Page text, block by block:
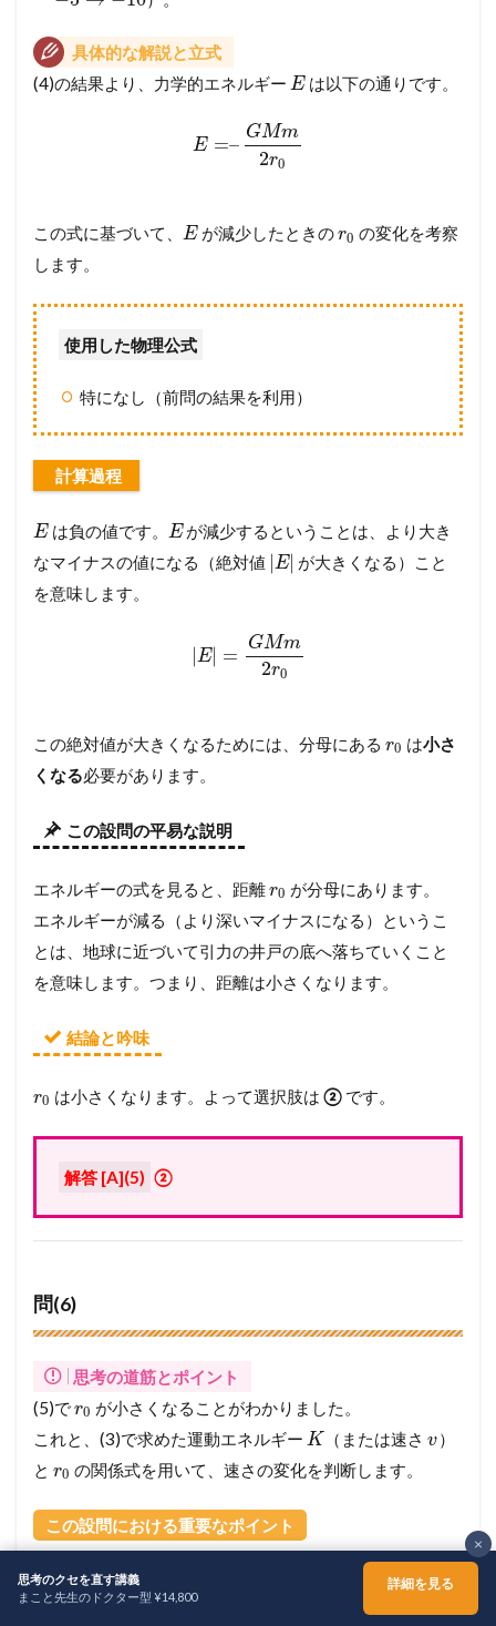
具体的な解説と立式
(4)の結果より、力学的エネルギー Eは以下の通りです。
E =–
GMm
2r0
この式に基づいて、 Eが減少したときのr0 の変化を考察
します。
使用した物理公式
特になし（前問の結果を利用）
計算過程
Eは負の値です。 Eが減少するということは、より大き
なマイナスの値になる（絶対値 E| が大きくなる）こと
を意味します。
E| =
GMm
2r0
この絶対値が大きくなるためには、分母にある r0 は小さ
くなる必要があります。
この設問の平易な説明
エネルギーの式を見ると、距離r0 が分母にあります。
エネルギーが減る（より深いマイナスになる）というこ
とは、地球に近づいて引力の井戸の底へ落ちていくこと
を意味します。つまり、距離は小さくなります。
結論と吟味
r0 は小さくなります。よって選択肢は② です。
解答 [A](5) ②
問(6)
思考の道筋とポイント
(5)でr0 が小さくなることがわかりました。
これと、(3)で求めた運動エネルギー K （または速さv）
と r0 の関係式を用いて、速さの変化を判断します。
この設問における重要なポイント
軌道半径と速さの関係
: 円運動では、中心に近いほど速
く回る必要があります。
×
思考のクセを直す講義
まこと先生のドクター型 ¥14,800
詳細を見る